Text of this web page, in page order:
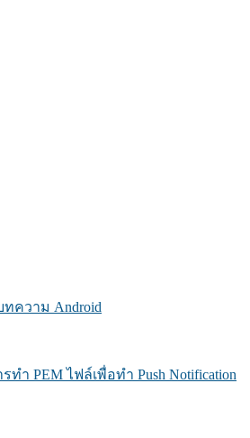
ทความ Android
ำ PEM ไฟล์เพื่อทำ Push Notification